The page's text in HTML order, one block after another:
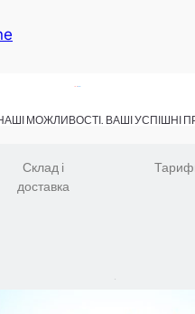
МОЖЛИВОСТІ. ВАШІ УСПІШНІ
Склад і
доставка